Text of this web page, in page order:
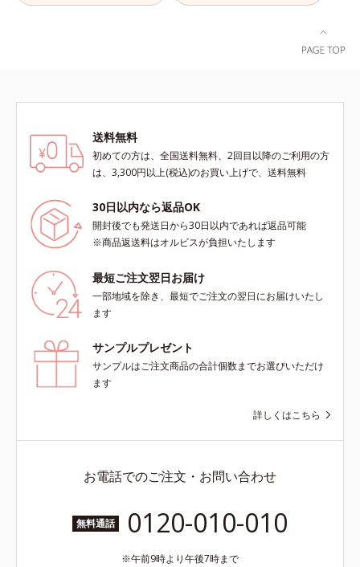
と光を拡散させ、メイク×スキンケ
的ダメージから肌表面をガードしま
ー複合成分(*4)肌悩みが気になる時
でも、ただ隠すだけでなく、乾きや
すい肌にうるおいを届けながら、光
ーします。【ラスティング効果】皮
脂選択テカリ防止成分(*5)テカリの
主成分を選択的に吸収し、うるおい
ちます。*1 メイク効果による*2 角
層の範囲内*3 スキンプロテクト※
複合成分配合＝肌を保護し、乾燥を
キス、タベブイアインペチギノサ樹
皮エキス*4 グリセリルグルコシド
（保湿成分）、（ジメチコン／ビニ
送料無料
初めての方は、全国送料無料、2回目以降のご利用の方
は、3,300円以上(税込)のお買い上げで、送料無料
30日以内なら返品OK
開封後でも発送日から30日以内であれば返品可能
※商品返送料はオルビスが負担いたします
最短ご注文翌日お届け
一部地域を除き、最短でご注文の翌日にお届けいたし
ます
サンプルプレゼント
サンプルはご注文商品の合計個数までお選びいただけ
ます
詳しくはこちら
お電話でのご注文・お問い合わせ
無料通話 0120-010-010
午前9時より午後7時まで